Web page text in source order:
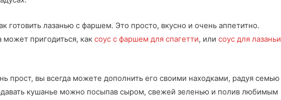
готовить лазанью с фаршем. Это просто, вкусно и очень аппетитно.
может пригодиться, каксоус с фаршем для спагетти, илисоус для лазаньи
прост, вы всегда можете дополнить его своими находками, радуя семью
кушанье можно посыпав сыром, свежей зеленью и полив любимым